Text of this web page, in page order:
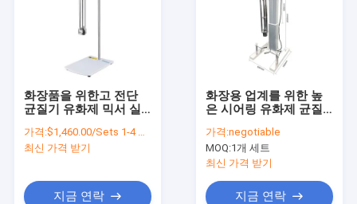
화장품을 위한고 전단
균질기 유화제 믹서 실
가격:$1,460.00/Sets 1-4 Sets
최신 가격 받기
지금 연락
화장용 업계를 위한 높
은 시어링 유화제 균질
가격:negotiable
MOQ:1개 세트
최신 가격 받기
지금 연락